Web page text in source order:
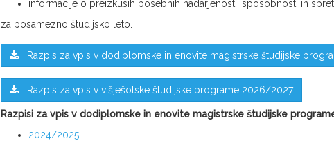
informacije o preizkusih posebnih nadarjenosti, sposobnosti in
za posamezno študijsko leto.
Razpis za vpis v dodiplomske in enovite magistrske študijske
Razpis za vpis v višješolske študijske programe 2026/2027
Razpisi za vpis v dodiplomske in enovite magistrske študijske
2024/2025